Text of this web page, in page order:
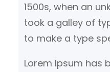
1500s, when an
took a galley of
to make a type
Lorem Ipsum has